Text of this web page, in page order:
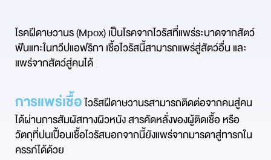
โรคฝีดาษวานร (Mpox) เป็นโรคจากไวรัสที่แพร่ระบาดจากสัตว์
ฟันแทะในทวีปแอฟริกา เชื้อไวรัสนี้สามารถแพร่สู่สัตว์อื่น และ
แพร่จากสัตว์สู่คนได้
การแพร่เชื้อไวรัสฝีดาษวานรสามารถติดต่อจากคนสู่คน
ได้ผ่านการสัมผัสทางผิวหนัง สารคัดหลั่งของผู้ติดเชื้อ หรือ
วัตถุที่ปนเปื้อนเชื้อไวรัสนอกจากนี้ยังแพร่จากมารดาสู่ทารกใน
ครรภ์ได้ด้วย